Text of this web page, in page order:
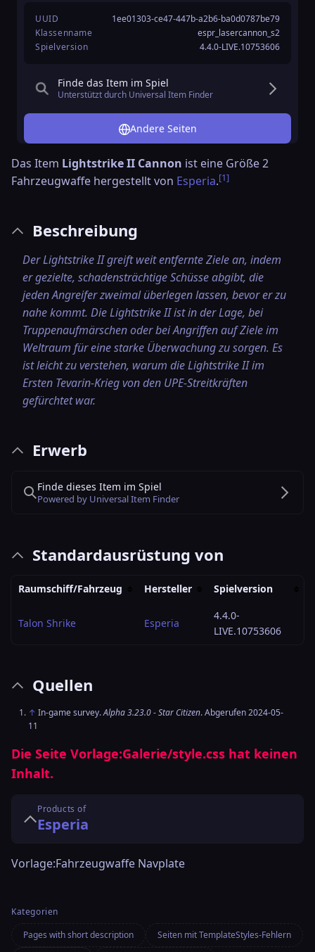
UUID
1ee01303-ce47-447b-a2b6-ba0d0787be79
Klassenname
espr_lasercannon_s2
Spielversion
4.4.0-LIVE.10753606
Finde das Item im Spiel
Unterstützt durch Universal Item Finder
Andere Seiten
Das Item Lightstrike II Cannon ist eine Größe 2
Fahrzeugwaffe hergestellt von Esperia.[1]
Beschreibung
Der Lightstrike II greift weit entfernte Ziele an, indem
er gezielte, schadensträchtige Schüsse abgibt, die
jeden Angreifer zweimal überlegen lassen, bevor er zu
nahe kommt. Die Lightstrike II ist in der Lage, bei
Truppenaufmärschen oder bei Angriffen auf Ziele im
Weltraum für eine starke Überwachung zu sorgen. Es
ist leicht zu verstehen, warum die Lightstrike II im
Ersten Tevarin-Krieg von den UPE-Streitkräften
gefürchtet war.
Erwerb
Finde dieses Item im Spiel
Powered by Universal Item Finder
Standardausrüstung von
Raumschiff/Fahrzeug Hersteller Spielversion
Talon Shrike Esperia
4.4.0-
LIVE.10753606
Quellen
↑ In-game survey.Alpha 3.23.0-Star Citizen. Abgerufen 2024-05-
11
Die Seite Vorlage:Galerie/style.css hat keinen
Inhalt.
Products of
Esperia
Vorlage:Fahrzeugwaffe Navplate
Kategorien
Pages with short description
Seiten mit TemplateStyles-Fehlern